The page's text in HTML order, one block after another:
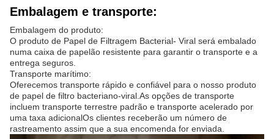
Embalagem e transporte:
Embalagem do produto:
O produto de Papel de Filtragem Bacterial- Viral será embalado
numa caixa de papelão resistente para garantir o transporte e a
entrega seguros.
Transporte marítimo:
Oferecemos transporte rápido e confiável para o nosso produto
de papel de filtro bacteriano-viral.As opções de transporte
incluem transporte terrestre padrão e transporte acelerado por
uma taxa adicionalOs clientes receberão um número de
rastreamento assim que a sua encomenda for enviada.